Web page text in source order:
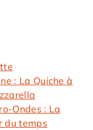
: La Quiche à
Ondes : La
du temps